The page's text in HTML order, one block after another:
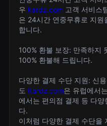
우 kardz.com 고객 서비스
은 24시간 연중무휴로 지
합니다.
100% 환불 보장: 만족하지
100% 환불해 드립니다.
다양한 결제 수단 지원: 신
도 Kardz.com은 유럽에서
에서는 편의점 결제 등 다
다.
이처럼 다양한 결제 수단을